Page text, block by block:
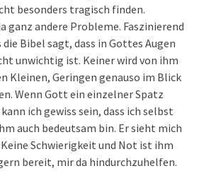
besonders tragisch finden.
ganz andere Probleme. Faszinierend
Bibel sagt, dass in Gottes Augen
unwichtig ist. Keiner wird von ihm
Kleinen, Geringen genauso im Blick
Wenn Gott ein einzelner Spatz
ich gewiss sein, dass ich selbst
auch bedeutsam bin. Er sieht mich
Schwierigkeit und Not ist ihm
bereit, mir da hindurchzuhelfen.